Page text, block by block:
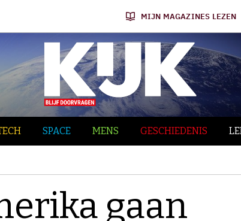
MIJN MAGAZINES LEZEN
SPACE MENS GESCHIEDENIS
gaan